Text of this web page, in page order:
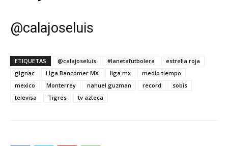
@calajoseluis
ETIQUETAS @calajoseluis #lanetafutbolera
estrella roja
gignac
Liga Bancomer MX liga mx
medio tiempo
mexico
Monterrey nahuel guzman record
sobis
televisa
Tigres tv azteca